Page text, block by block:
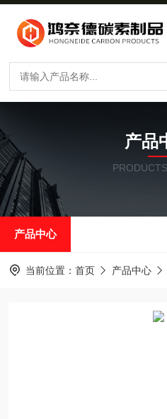
产品
产品中心
当前位置： 首页 产品中心